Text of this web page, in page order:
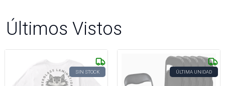
Últimos Vistos
SIN STOCK ÚLTIMA UNIDAD